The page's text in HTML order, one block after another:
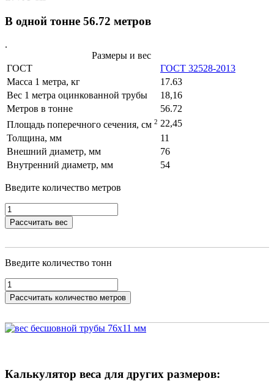
В одной тонне 56.72 метров
.
Размеры и вес
ГОСТ
ГОСТ 32528-2013
Масса 1 метра, кг
17.63
Вес 1 метра оцинкованной трубы
18,16
Метров в тонне
56.72
Площадь поперечного сечения, см 2 22,45
Толщина, мм
11
Внешний диаметр, мм
76
Внутренний диаметр, мм
54
Введите количество метров
Рассчитать вес
Введите количество тонн
Рассчитать количество метров
Калькулятор веса для других размеров: